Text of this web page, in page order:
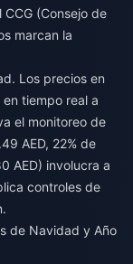
(Consejo de
marcan la
Los precios en
en tiempo real a
el monitoreo de
AED, 22% de
AED) involucra a
controles de
de Navidad y Año